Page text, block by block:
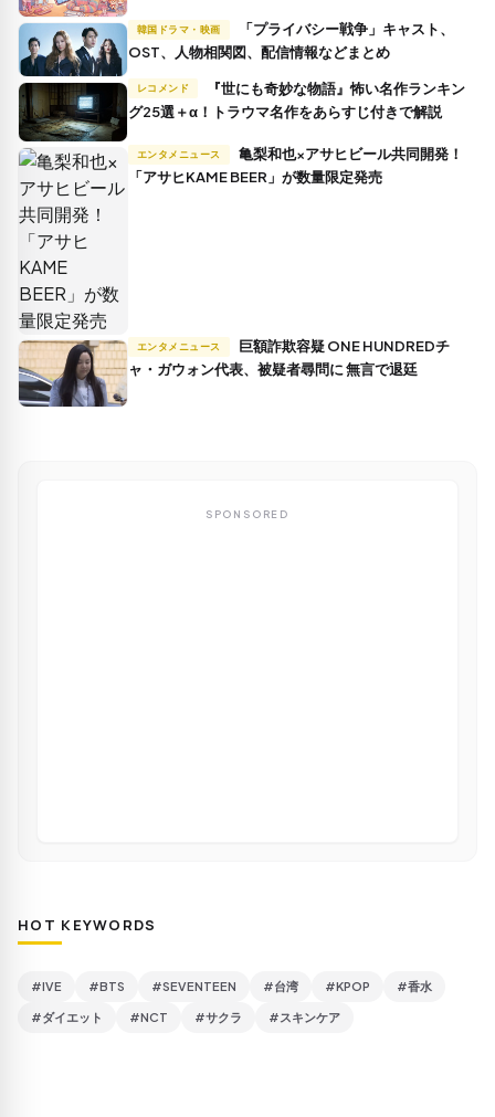
韓国ドラマ・映画
OST、人物相関図、配信情報などまとめ
レコメンド
グ25選＋α！トラウマ名作をあらすじ付きで解説
エンタメニュース
「アサヒKAME BEER」が数量限定発売
エンタメニュース
ャ・ガウォン代表、被疑者尋問に 無言で退廷
SPONSORED
HOT KEYWORDS
#IVE #BTS #SEVENTEEN #台湾 #KPOP #香水
#ダイエット #NCT #サクラ #スキンケア